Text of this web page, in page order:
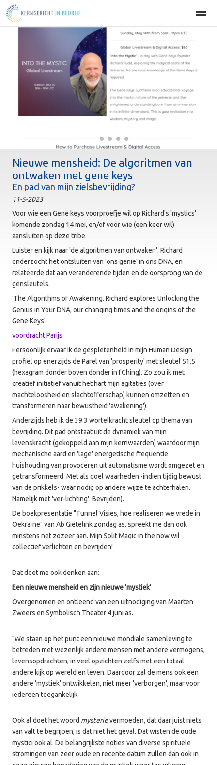
BEDRIJFSOPTIMALISATIE
Agenda Nieuws
● ● ● ●
Nieuwe mensheid: De algoritmen van
ontwaken met gene keys
En pad van mijn zielsbevrijding?
11-5-2023
Voor wie een Gene keys voorproefje wil op Richard's 'mystics'
komende zondag 14 mei, en/of voor wie (een keer wil)
aansluiten op deze tribe.
Luister en kijk naar 'de algoritmen van ontwaken'. Richard
onderzocht het ontsluiten van 'ons genie' in ons DNA, en
relateerde dat aan veranderende tijden en de oorsprong van de
gensleutels.
'The Algorithms of Awakening. Richard explores Unlocking the
Genius in Your DNA, our changing times and the origins of the
Gene Keys'.
voordracht Parijs
Persoonlijk ervaar ik de gespletenheid in mijn Human Design
profiel op enerzijds de Parel van 'prosperity' met sleutel 51.5
(hexagram donder boven donder in I'Ching). Zo zou ik met
creatief initiatief vanuit het hart mijn agitaties (over
machteloosheid en slachtofferschap) kunnen omzetten en
transformeren naar bewustheid 'awakening').
Anderzijds heb ik de 39.3 wortelkracht sleutel op thema van
bevrijding. Dit pad ontstaat uit de dynamiek van mijn
levenskracht (gekoppeld aan mijn kernwaarden) waardoor mijn
mechanische aard en 'lage' energetische frequentie
huishouding van provoceren uit automatisme wordt omgezet en
getransformeerd. Met als doel waarheden -indien tijdig bewust
van de prikkels- waar nodig op andere wijze te achterhalen.
Namelijk met 'ver-lichting'. Bevrijden).
De boekpresentatie "Tunnel Visies, hoe realiseren we vrede in
Oekraïne" van Ab Gietelink zondag as. spreekt me dan ook
minstens net zozeer aan. Mijn Split Magic in the now wil
collectief verlichten en bevrijden!
Dat doet me ook denken aan:
Een nieuwe mensheid en zijn nieuwe ‘mystiek’
Overgenomen en ontleend van een uitnodiging van Maarten
Zweers en Symbolisch Theater 4 juni as.
"We staan op het punt een nieuwe mondiale samenleving te
betreden met wezenlijk andere mensen met andere vermogens,
levensopdrachten, in veel opzichten zelfs met een totaal
andere kijk op wereld en leven. Daardoor zal de mens ook een
andere ‘mystiek’ ontwikkelen, niet meer 'verborgen', maar voor
iedereen toegankelijk.
Ook al doet het woord mysterievermoeden, dat daar juist niets
van valt te begrijpen, is dat niet het geval. Dat wisten de oude
mystici ook al. De belangrijkste noties van diverse spirituele
stromingen van zeer oude en recente datum zullen dan ook in